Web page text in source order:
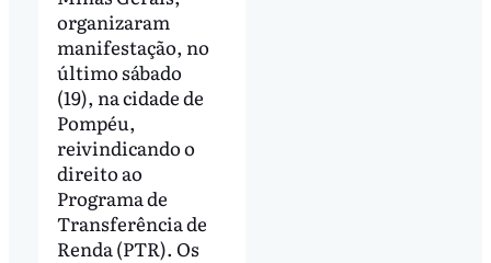
organizaram
manifestação, no
último sábado
(19), na cidade de
Pompéu,
reivindicando o
direito ao
Programa de
Transferência de
Renda (PTR). Os